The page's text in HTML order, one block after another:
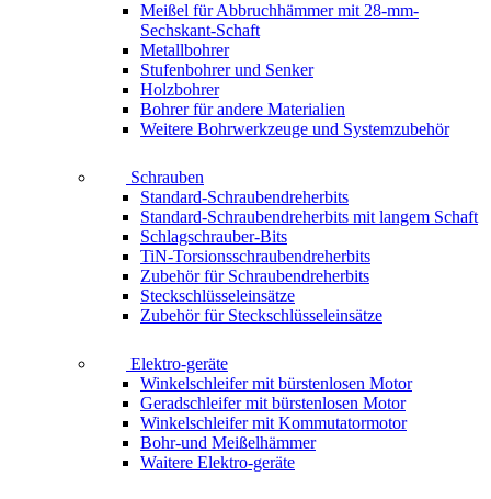
Meißel für Abbruchhämmer mit 28-mm-
Sechskant-Schaft
Metallbohrer
Stufenbohrer und Senker
Holzbohrer
Bohrer für andere Materialien
Weitere Bohrwerkzeuge und Systemzubehör
Schrauben
Standard-Schraubendreherbits
Standard-Schraubendreherbits mit langem Schaft
Schlagschrauber-Bits
TiN-Torsionsschraubendreherbits
Zubehör für Schraubendreherbits
Steckschlüsseleinsätze
Zubehör für Steckschlüsseleinsätze
Elektro-geräte
Winkelschleifer mit bürstenlosen Motor
Geradschleifer mit bürstenlosen Motor
Winkelschleifer mit Kommutatormotor
Bohr-und Meißelhämmer
Waitere Elektro-geräte